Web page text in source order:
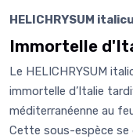
HELICHRYSUM
Immortelle
Le HELICHRYSUM
immortelle d’Italie
méditerranéenne au
Cette sous-espèce se